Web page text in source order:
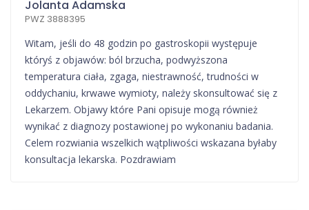
Jolanta Adamska
PWZ 3888395
Witam, jeśli do 48 godzin po gastroskopii występuje
któryś z objawów: ból brzucha, podwyższona
temperatura ciała, zgaga, niestrawność, trudności w
oddychaniu, krwawe wymioty, należy skonsultować się z
Lekarzem. Objawy które Pani opisuje mogą również
wynikać z diagnozy postawionej po wykonaniu badania.
Celem rozwiania wszelkich wątpliwości wskazana byłaby
konsultacja lekarska. Pozdrawiam